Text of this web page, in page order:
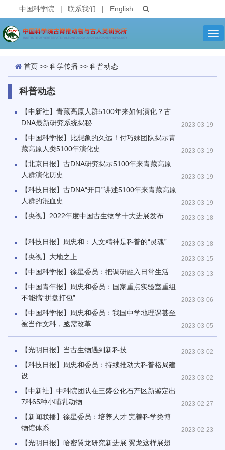
中国科学院 | 联系我们 | English
首页 >> 科学传播 >> 科普动态
科普动态
2023-03-19
【中新社】青藏高原人群5100年来如何演化？古
DNA最新研究系统揭秘
2023-03-19
【中国科学报】比想象的久远！付巧妹团队揭示青
藏高原人类5100年演化史
2023-03-19
【北京日报】古DNA研究揭示5100年来青藏高原
人群演化历史
2023-03-19
【科技日报】古DNA“开口”讲述5100年来青藏高原
人群的混血史
2023-03-18
【央视】2022年度中国古生物学十大进展发布
2023-03-18
【科技日报】周忠和：人文精神是科普的“灵魂”
2023-03-15
【央视】大地之上
2023-03-13
【中国科学报】徐星委员：把调研融入日常生活
2023-03-06
【中国青年报】周忠和委员：国家重点实验室重组
不能搞“拼盘打包”
2023-03-05
【中国科学报】周忠和委员：我国中学地理课甚至
被当作文科，亟需改革
2023-03-02
【光明日报】当古生物遇到新科技
2023-03-02
【科技日报】周忠和委员：持续推动大科普格局建
设
2023-02-27
【中新社】中科院团队在三盛公化石产区新鉴定出
7科65种小哺乳动物
2023-02-23
【新闻联播】徐星委员：培养人才 完善科学类博
物馆体系
【光明日报】哈密翼龙研究新进展 翼龙这样展翅